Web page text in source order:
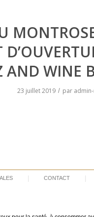
AND WINE
23 juillet 2019 / par
CONTACT